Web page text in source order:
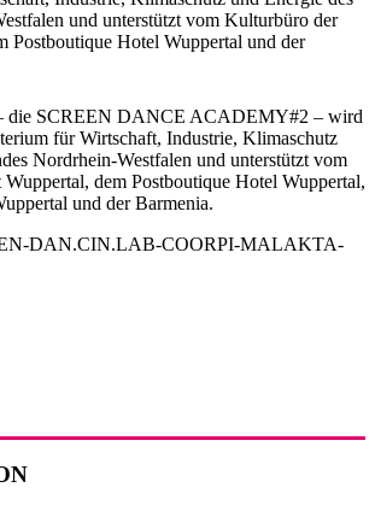
die SCREEN DANCE ACADEMY#2 – wird
für Wirtschaft, Industrie, Klimaschutz
Nordrhein-Westfalen und unterstützt vom
dem Postboutique Hotel Wuppertal,
und der Barmenia.
DAN.CIN.LAB-COORPI-MALAKTA-